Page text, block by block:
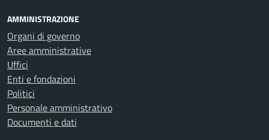
AMMINISTRAZIONE
Organi di governo
Aree amministrative
Uffici
Enti e fondazioni
Politici
Personale amministrativo
Documenti e dati